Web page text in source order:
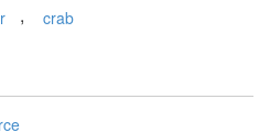
, crab